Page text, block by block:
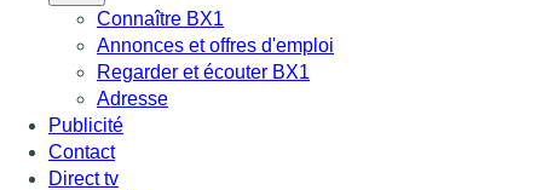
Connaître BX1
Annonces et offres d'emploi
Regarder et écouter BX1
Adresse
Publicité
Contact
Direct tv